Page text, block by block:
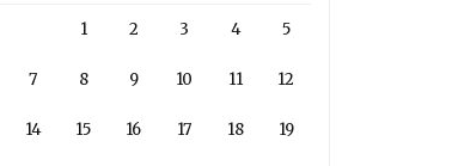
1 2 3 4 5
7 8 9 10 11 12
14 15 16 17 18 19